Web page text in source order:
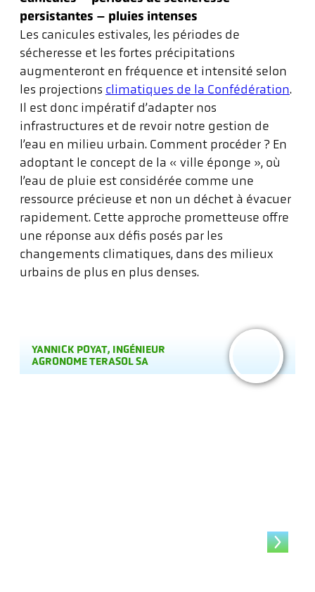
persistantes – pluies intenses
Les canicules estivales, les périodes de
sécheresse et les fortes précipitations
augmenteront en fréquence et intensité selon
les projections climatiques de la Confédération.
Il est donc impératif d’adapter nos
infrastructures et de revoir notre gestion de
l’eau en milieu urbain. Comment procéder ? En
adoptant le concept de la « ville éponge », où
l’eau de pluie est considérée comme une
ressource précieuse et non un déchet à évacuer
rapidement. Cette approche prometteuse offre
une réponse aux défis posés par les
changements climatiques, dans des milieux
urbains de plus en plus denses.
YANNICK POYAT, INGÉNIEUR
AGRONOME TERASOL SA